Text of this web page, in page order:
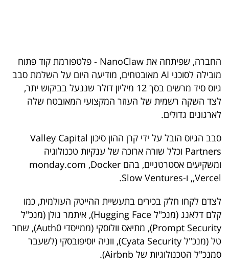
TOP-
5
המילון
הכלכלי
פודקאסט
40
UNDER
40
שיתופי
החברה, שפיתחה את NanoClaw - פלטפורמת קוד פתוח
מובילה לסוכני AI מאובטחים, מודיעה היום על השלמת סבב
גיוס סיד מרשים בסך 12 מיליון דולר שננעל בביקוש יתר,
לצד השקה רשמית של העוזר המקצועי המאובטח שלה
לארגונים גדולים.
סבב הגיוס הובל על ידי קרן ההון סיכון Valley Capital
Partners וכלל שורה ארוכה של ענקיות טכנולוגיה
ומשקיעים אסטרטגיים, בהם monday.com ,Docker
,Vercel, ו-Slow Ventures.
לצדם לקחו חלק בכירים בתעשיית ההייטק העולמית, כמו
קלם דלאנג (מנכ"ל Hugging Face), איתמר גולן (מנכ"ל
Prompt Security), מתיאס וולוסקי (ממייסדי Auth0), שחר
טל (מנכ"ל Cyata Security), ווניה יוסיפובסקי (לשעבר
סמנכ"ל הטכנולוגיות של Airbnb).